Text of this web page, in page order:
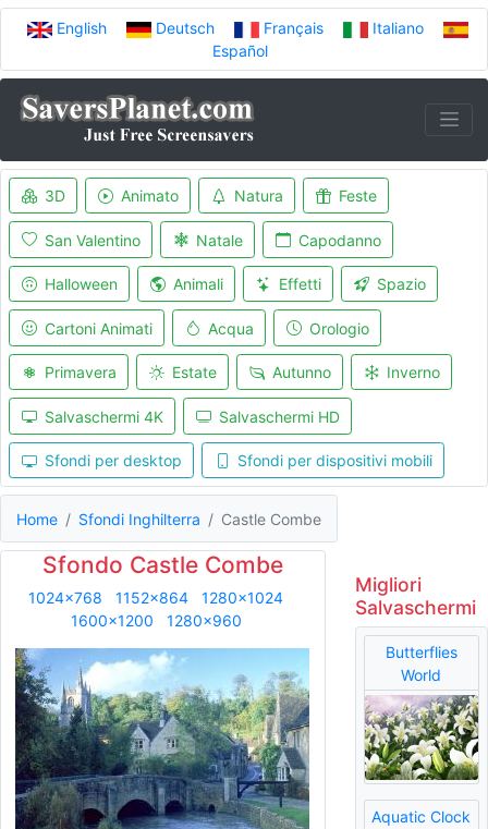
English Deutsch Français
Italiano
Español
3D Animato Natura Feste
San Valentino Natale Capodanno
Halloween Animali Effetti Spazio
Cartoni Animati Acqua Orologio
Primavera Estate Autunno Inverno
Salvaschermi 4K Salvaschermi HD
Sfondi per desktop Sfondi per dispositivi mobili
Home Sfondi Inghilterra Castle Combe
Sfondo Castle Combe
1024x768 1152x864
1280x1024
1600x1200
1280x960
Migliori
Salvaschermi
Butterflies
World
Aquatic Clock